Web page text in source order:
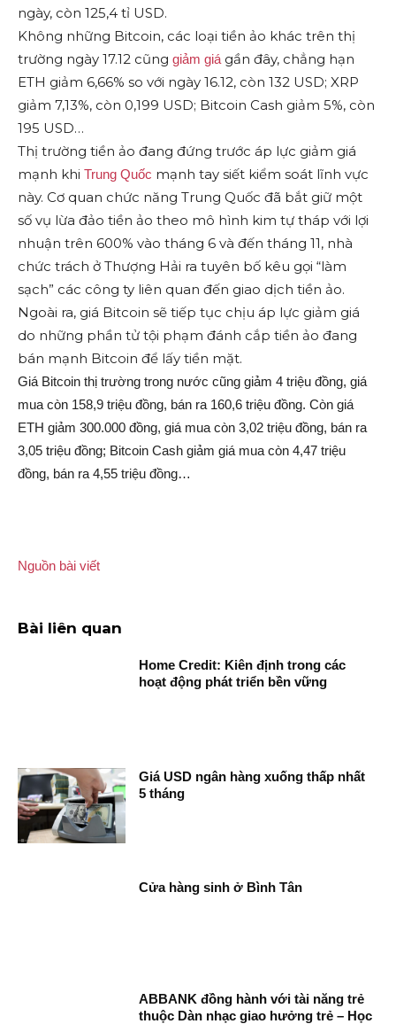
ngày, còn 125,4 tỉ USD.
Không những Bitcoin, các loại tiền ảo khác trên thị
trường ngày 17.12 cũng giảm giágần đây, chẳng hạn
ETH giảm 6,66% so với ngày 16.12, còn 132 USD; XRP
giảm 7,13%, còn 0,199 USD; Bitcoin Cash giảm 5%, còn
195 USD…
Thị trường tiền ảo đang đứng trước áp lực giảm giá
mạnh khi Trung Quốc mạnh tay siết kiểm soát lĩnh vực
này. Cơ quan chức năng Trung Quốc đã bắt giữ một
số vụ lừa đảo tiền ảo theo mô hình kim tự tháp với lợi
nhuận trên 600% vào tháng 6 và đến tháng 11, nhà
chức trách ở Thượng Hải ra tuyên bố kêu gọi “làm
sạch” các công ty liên quan đến giao dịch tiền ảo.
Ngoài ra, giá Bitcoin sẽ tiếp tục chịu áp lực giảm giá
do những phần tử tội phạm đánh cắp tiền ảo đang
bán mạnh Bitcoin để lấy tiền mặt.
Giá Bitcoin thị trường trong nước cũng giảm 4 triệu đồng, giá
mua còn 158,9 triệu đồng, bán ra 160,6 triệu đồng. Còn giá
ETH giảm 300.000 đồng, giá mua còn 3,02 triệu đồng, bán ra
3,05 triệu đồng; Bitcoin Cash giảm giá mua còn 4,47 triệu
đồng, bán ra 4,55 triệu đồng…
Nguồn bài viết
Bài liên quan
Home Credit: Kiên định trong các
hoạt động phát triển bền vững
Giá USD ngân hàng xuống thấp nhất
5 tháng
Cửa hàng sinh ở Bình Tân
ABBANK đồng hành với tài năng trẻ
thuộc Dàn nhạc giao hưởng trẻ – Học